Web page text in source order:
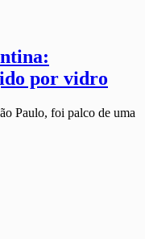
por vidro
Paulo, foi palco de uma